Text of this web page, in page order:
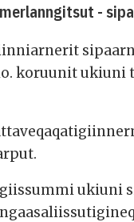
-
koruunit